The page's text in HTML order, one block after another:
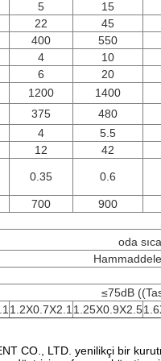
5 15
22 45
400 550
4 10
6 20
1200 1400
375 480
4 5.5
12 42
0.35 0.6
700 900
oda
≤75dB
1.2X0.7X2.1 1.25X0.9X2.5
CO., LTD. yenilikçi bir